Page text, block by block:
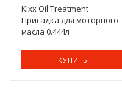
Kixx Oil Treatment
Присадка для моторного
масла 0.444л
КУПИТЬ